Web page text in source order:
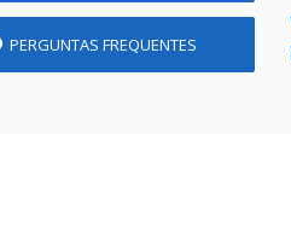
PERGUNTAS FREQUENTES